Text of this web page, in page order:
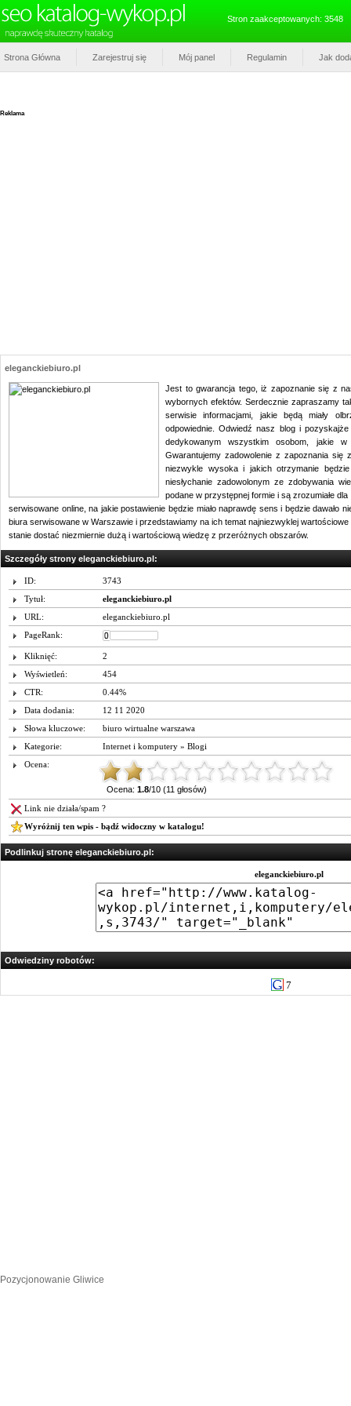
Stron zaakceptowanych: 3548
Strona Główna Zarejestruj się Mój panel Regulamin Jak
Reklama
eleganckiebiuro.pl
Jest to gwarancja tego, iż zapoznanie się z
wybornych efektów. Serdecznie zapraszamy
serwisie informacjami, jakie będą miały
odpowiednie. Odwiedź nasz blog i
dedykowanym wszystkim osobom, jakie
Gwarantujemy zadowolenie z zapoznania się
niezwykle wysoka i jakich otrzymanie
niesłychanie zadowolonym ze zdobywania
podane w przystępnej formie i są zrozumiałe
serwisowane online, na jakie postawienie będzie miało naprawdę sens i będzie dawało
biura serwisowane w Warszawie i przedstawiamy na ich temat najniezwyklej
stanie dostać niezmiernie dużą i wartościową wiedzę z przeróżnych obszarów.
Szczegóły strony eleganckiebiuro.pl:
ID:
3743
Tytuł:
eleganckiebiuro.pl
URL:
eleganckiebiuro.pl
PageRank:
Kliknięć:
2
Wyświetleń:
454
CTR:
0.44%
Data dodania:
12 11 2020
Słowa kluczowe:
biuro wirtualne warszawa
Kategorie:
Internet i komputery » Blogi
Ocena:
Ocena: 1.8/10 (11 głosów)
Link nie działa/spam ?
Wyróżnij ten wpis - bądź widoczny w katalogu!
Podlinkuj stronę eleganckiebiuro.pl:
eleganckiebiuro.pl
Odwiedziny robotów:
7
Pozycjonowanie Gliwice